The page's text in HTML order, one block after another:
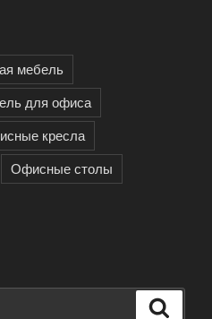
мебель
для офиса
кресла
Офисные столы